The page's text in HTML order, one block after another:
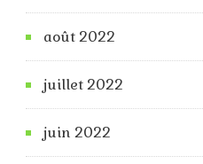
août 2022
juillet 2022
juin 2022